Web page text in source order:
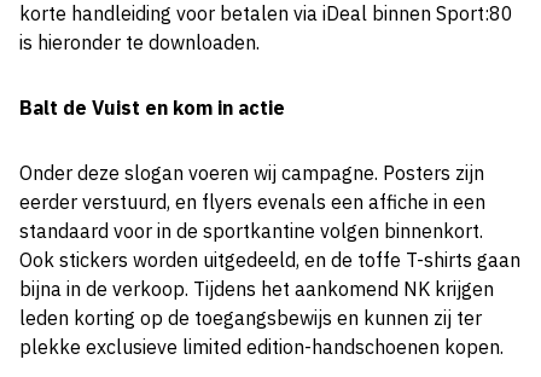
korte handleiding voor betalen via iDeal binnen Sport:80
is hieronder te downloaden.
Balt de Vuist en kom in actie
Onder deze slogan voeren wij campagne. Posters zijn
eerder verstuurd, en flyers evenals een affiche in een
standaard voor in de sportkantine volgen binnenkort.
Ook stickers worden uitgedeeld, en de toffe T-shirts gaan
bijna in de verkoop. Tijdens het aankomend NK krijgen
leden korting op de toegangsbewijs en kunnen zij ter
plekke exclusieve limited edition-handschoenen kopen.